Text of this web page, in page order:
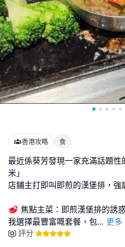
香港攻略 食
最近係葵芳發現一家充滿話題
米」
店鋪主打即叫即煎的漢堡排，強
🥩 焦點主菜：即煎漢堡排的誘
我選擇最豐富嘅套餐，包... 更多
評分